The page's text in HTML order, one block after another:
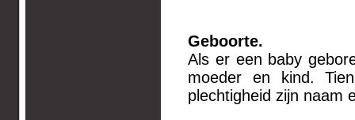
Geboorte.
Als er een baby
moeder en kind.
plechtigheid zijn naam